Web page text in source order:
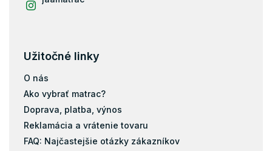
Matrace 160x180
Matrace 160x190
Matrace 160x195
Matrace 170x200
Užitočné linky
O nás
Ako vybrať matrac?
Doprava, platba, výnos
Reklamácia a vrátenie tovaru
FAQ: Najčastejšie otázky zákazníkov